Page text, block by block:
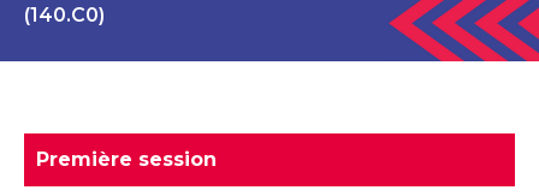
(140.C0)
Première session